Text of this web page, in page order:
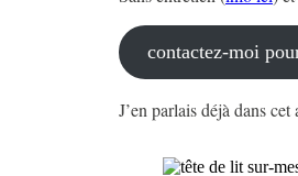
contactez-moi
J’en parlais déjà dans